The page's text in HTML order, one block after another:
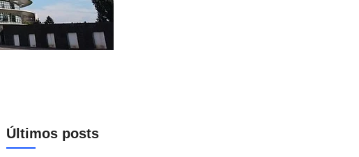
Últimos posts